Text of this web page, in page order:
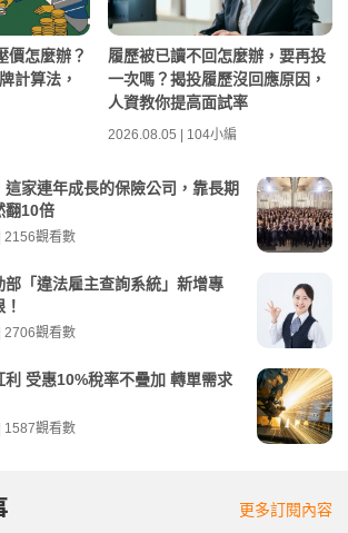
怎麼辦？
計算法，
履歷被已讀不回怎麼辦，要再投
一次嗎？揭投履歷沒回應原因，
人資教你提高面試率
2026.08.05 | 104小編
家連年成長的保險公司，靠長期
翻10倍
2156觀看數
「違法雇主查詢系統」新增專
2706觀看數
利 受惠10%稅率不疊加 轉單需求
1587觀看數
更多訂閱內容